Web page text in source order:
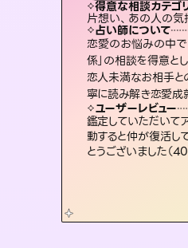
得意な相談カテゴ
片想い、あの人の気
占い師について
恋愛のお悩みの中
係」の相談を得意と
恋人未満なお相手
寧に読み解き恋愛成
ユーザーレビュー
鑑定していただいて
動すると仲が復活し
とうございました（
得意な相談カ
恋愛総合、片想
占い師につい
復縁、恋愛、不
思い、仕事関係
いことや心の負
紐解き、背中をそ
ユーザーレビ
安心感のあり、
さない鑑定のお
持ちを整えられ
得意な相
片想い、あ
占い師に
3,700年以
占術「易占
かう道筋を
体的な対策
ユーザーレ
複雑な背景
いただけまし
た（50代 女
得意
恋愛総
占い
霊視×オラクルカードを使って「今」と「未来」そ
ユーザ
不安な気
た…！よく
感じまし
ス
得
片想
占
連絡
多数
験が
い未来
ユー
とても
らは何
しゃるん
ス
出占
未来
ます
たの
選択で
ユー
職場の
本当に
打てて